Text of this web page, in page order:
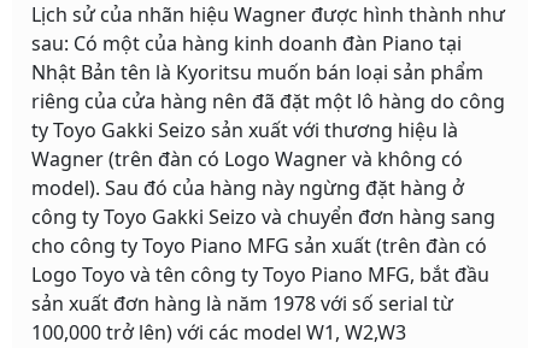
Lịch sử của nhãn hiệu Wagner được hình thành như
sau: Có một của hàng kinh doanh đàn Piano tại
Nhật Bản tên là Kyoritsu muốn bán loại sản phẩm
riêng của cửa hàng nên đã đặt một lô hàng do công
ty Toyo Gakki Seizo sản xuất với thương hiệu là
Wagner (trên đàn có Logo Wagner và không có
model). Sau đó của hàng này ngừng đặt hàng ở
công ty Toyo Gakki Seizo và chuyển đơn hàng sang
cho công ty Toyo Piano MFG sản xuất (trên đàn có
Logo Toyo và tên công ty Toyo Piano MFG, bắt đầu
sản xuất đơn hàng là năm 1978 với số serial từ
100,000 trở lên) với các model W1, W2,W3